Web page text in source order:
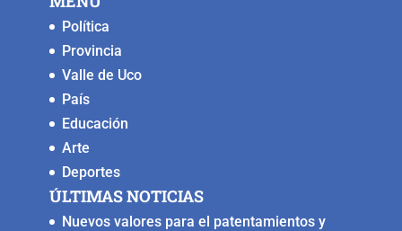
o
k
Política
Provincia
Valle de Uco
País
Educación
Arte
Deportes
ÚLTIMAS NOTICIAS
Nuevos valores para el patentamientos y